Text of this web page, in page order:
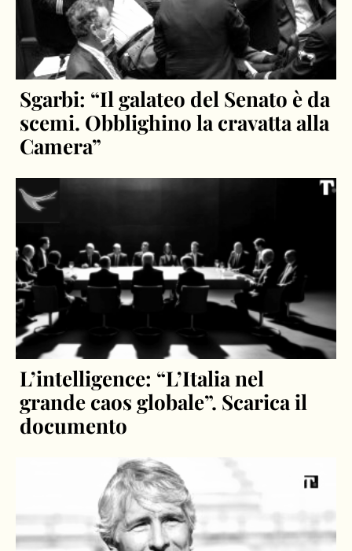
Sgarbi: “Il galateo del Senato è da
scemi. Obblighino la cravatta alla
Camera”
L’intelligence: “L’Italia nel
grande caos globale”. Scarica il
documento